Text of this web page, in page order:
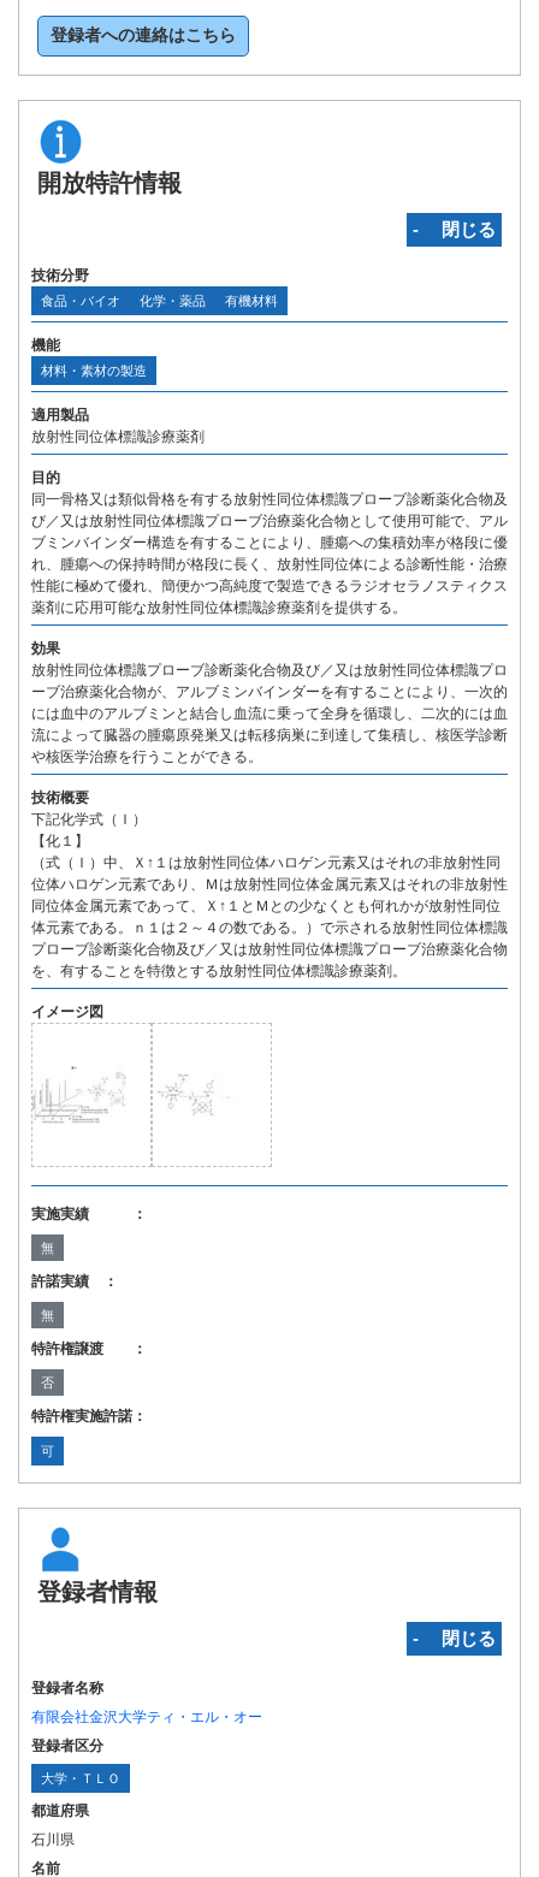
登録者への連絡はこちら
開放特許情報
‐ 閉じる
技術分野
食品・バイオ 化学・薬品 有機材料
機能
材料・素材の製造
適用製品
放射性同位体標識診療薬剤
目的
同一骨格又は類似骨格を有する放射性同位体標識プローブ診断薬化合物及
び／又は放射性同位体標識プローブ治療薬化合物として使用可能で、アル
ブミンバインダー構造を有することにより、腫瘍への集積効率が格段に優
れ、腫瘍への保持時間が格段に長く、放射性同位体による診断性能・治療
性能に極めて優れ、簡便かつ高純度で製造できるラジオセラノスティクス
薬剤に応用可能な放射性同位体標識診療薬剤を提供する。
効果
放射性同位体標識プローブ診断薬化合物及び／又は放射性同位体標識プロ
ーブ治療薬化合物が、アルブミンバインダーを有することにより、一次的
には血中のアルブミンと結合し血流に乗って全身を循環し、二次的には血
流によって臓器の腫瘍原発巣又は転移病巣に到達して集積し、核医学診断
や核医学治療を行うことができる。
技術概要
下記化学式（Ｉ）
【化１】
（式（Ｉ）中、Ｘ↑１は放射性同位体ハロゲン元素又はそれの非放射性同
位体ハロゲン元素であり、Ｍは放射性同位体金属元素又はそれの非放射性
同位体金属元素であって、Ｘ↑１とＭとの少なくとも何れかが放射性同位
体元素である。ｎ１は２～４の数である。）で示される放射性同位体標識
プローブ診断薬化合物及び／又は放射性同位体標識プローブ治療薬化合物
を、有することを特徴とする放射性同位体標識診療薬剤。
イメージ図
実施実績 ：
無
許諾実績 ：
無
特許権譲渡 ：
否
特許権実施許諾：
可
登録者情報
‐ 閉じる
登録者名称
有限会社金沢大学ティ・エル・オー
登録者区分
大学・ＴＬＯ
都道府県
石川県
名前